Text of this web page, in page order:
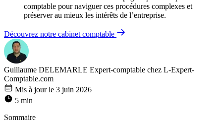
comptable pour naviguer ces procédures complexes et
préserver au mieux les intérêts de l’entreprise.
Découvrez notre cabinet comptable
Guillaume DELEMARLE Expert-comptable chez L-Expert-
Comptable.com
Mis à jour le 3 juin 2026
5 min
Sommaire